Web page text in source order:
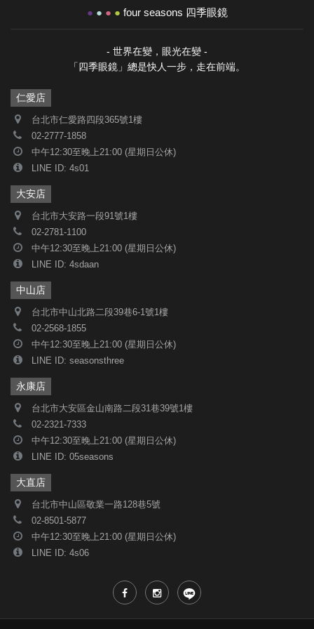
● ● ● ● four seasons 四季眼鏡
- 世界在變，眼光在變 -
「四季眼鏡」總是快人一步，走在前端。
仁愛店
台北市仁愛路四段365號1樓
02-2777-1858
中午12:30至晚上21:00 (星期日公休)
LINE ID: 4s01
大安店
台北市大安路一段91號1樓
02-2781-1100
中午12:30至晚上21:00 (星期日公休)
LINE ID: 4sdaan
中山店
台北市中山北路二段39巷6-1號1樓
02-2568-1855
中午12:30至晚上21:00 (星期日公休)
LINE ID: seasonsthree
永康店
台北市大安區金山南路二段31巷39號1樓
02-2321-7333
中午12:30至晚上21:00 (星期日公休)
LINE ID: 05seasons
大直店
台北市中山區敬業一路128巷5號
02-8501-5877
中午12:30至晚上21:00 (星期日公休)
LINE ID: 4s06